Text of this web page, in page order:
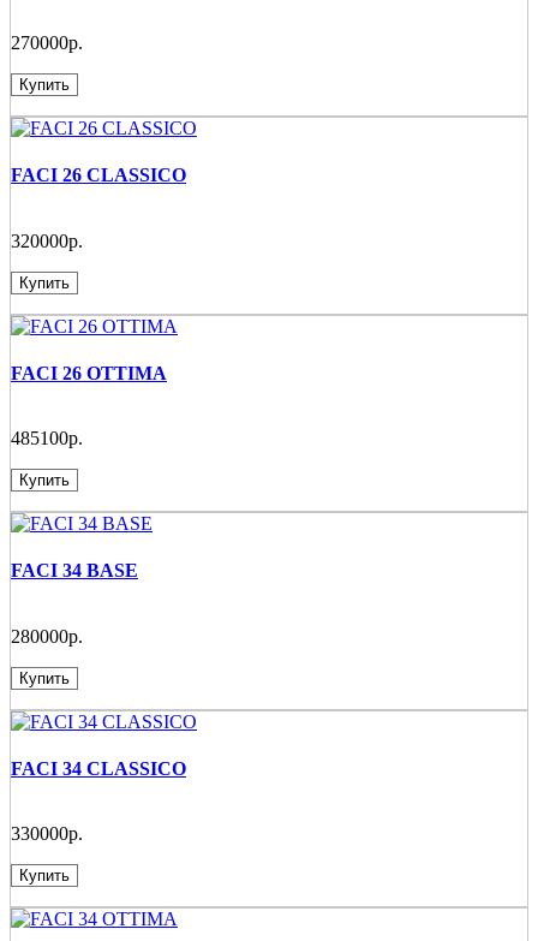
270000р.
Купить
FACI 26 CLASSICO
320000р.
Купить
FACI 26 OTTIMA
485100р.
Купить
FACI 34 BASE
280000р.
Купить
FACI 34 CLASSICO
330000р.
Купить